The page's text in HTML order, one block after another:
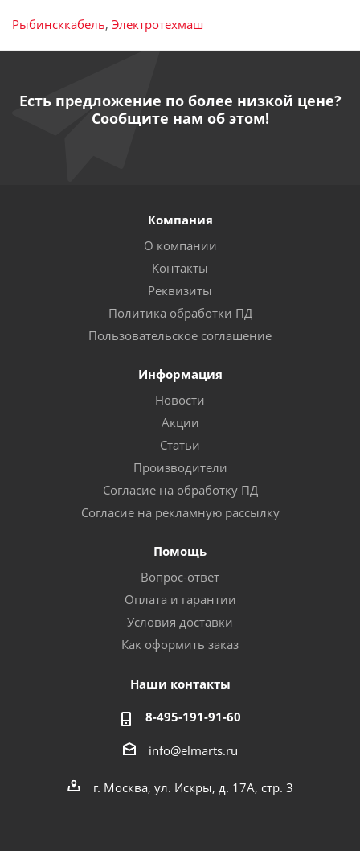
Рыбинсккабель, Электротехмаш
Есть предложение по более низкой цене?
Сообщите нам об этом!
Компания
О компании
Контакты
Реквизиты
Политика обработки ПД
Пользовательское соглашение
Информация
Новости
Акции
Статьи
Производители
Согласие на обработку ПД
Согласие на рекламную рассылку
Помощь
Вопрос-ответ
Оплата и гарантии
Условия доставки
Как оформить заказ
Наши контакты
8-495-191-91-60
info@elmarts.ru
г. Москва, ул. Искры, д. 17А, стр. 3